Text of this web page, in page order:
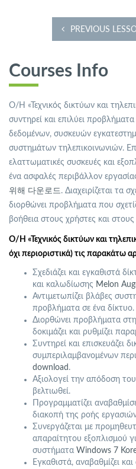
PREVIOUS
Courses Info
Ο/Η «Τεχνικός δικτύων και
συντηρεί και επιλύει
δεδομένων, συσκευών
συστημάτων τηλεπικοινωνιών.
ελαττωματικές συσκευές και
ένα ασφαλές περιβάλλον
위해 다운로드 . Διαχειρίζεται τα
διορθώνει προβλήματα που
βοήθεια στους χρήστες και
Ο/Η «Τεχνικός δικτύων και
όχι περιοριστικά) τις παρακάτω
Σχεδιάζει και εγκαθιστά
και καλωδίωσης Melon
Αντιμετωπίζει βλάβες
προβλήματα σε ένα δίκτυο.
Διορθώνει προβλήματα
δοκιμάζει και ρυθμίζει
Συντηρεί και επισκευάζει
συμπεριλαμβανομένων
download .
Αξιολογεί την απόδοση
βελτιωθεί.
Προγραμματίζει
διακοπή της ροής
Συνεργάζεται με
απαραίτητου εξοπλισμού
συστήματα Windows 7
Εγκαθιστά, αναβαθμίζει